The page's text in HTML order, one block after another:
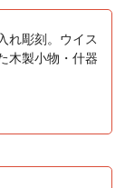
れ彫刻。ウイス
木製小物・什器